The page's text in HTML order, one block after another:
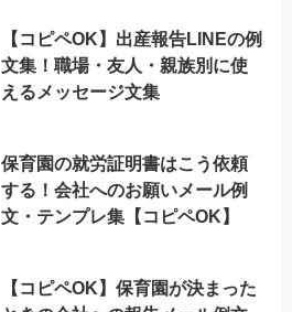
【コピペOK】出産報告LINEの例
文集！職場・友人・親族別に使
えるメッセージ文集
保育園の就労証明書はこう依頼
する！会社へのお願いメール例
文・テンプレ集【コピペOK】
【コピペOK】保育園が決まった